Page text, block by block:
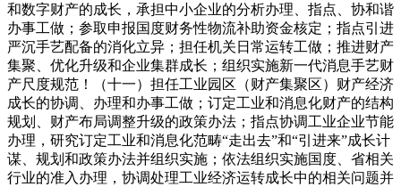
和数字财产的成长，承担中小企业的分析办理、指点、协和谐
办事工做；参取申报国度财务性物流补助资金核定；指点引进
严沉手艺配备的消化立异；担任机关日常运转工做；推进财产
集聚、优化升级和企业集群成长；组织实施新一代消息手艺财
产尺度规范！（十一）担任工业园区（财产集聚区）财产经济
成长的协调、办理和办事工做；订定工业和消息化财产的结构
规划、财产布局调整升级的政策办法；指点协调工业企业节能
办理，研究订定工业和消息化范畴“走出去”和“引进来”成长计
谋、规划和政策办法并组织实施；依法组织实施国度、省相关
行业的准入办理，协调处理工业经济运转成长中的相关问题并